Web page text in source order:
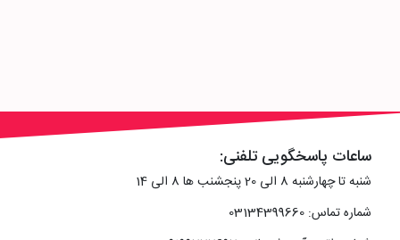
ساعات پاسخگویی تلفنی:
شنبه تا چهارشنبه 8 الی 20 پنجشنب ها 8 الی 14
شماره تماس: 03134399660